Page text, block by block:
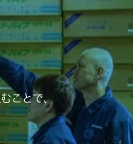
ことで、